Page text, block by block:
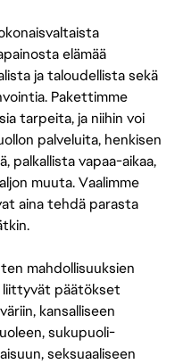
elämää
ja taloudellista sekä
Pakettimme
tarpeita, ja niihin voi
palveluita, henkisen
palkallista vapaa-aikaa,
muuta. Vaalimme
aina tehdä parasta
mahdollisuuksien
liittyvät päätökset
kansalliseen
sukupuoli-
seksuaaliseen